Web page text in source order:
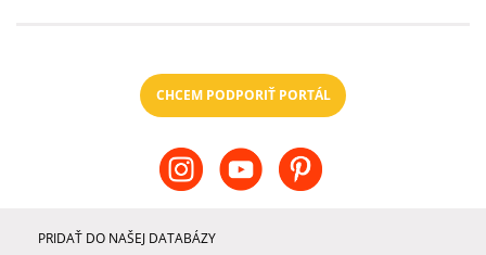
CHCEM PODPORIŤ PORTÁL
PRIDAŤ DO NAŠEJ DATABÁZY